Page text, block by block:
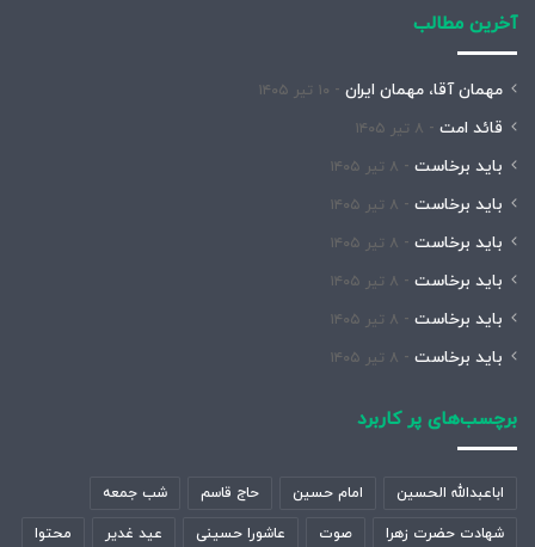
آخرین مطالب
مهمان آقا، مهمان ایران ۱۰ تیر ۱۴۰۵
قائد امت ۸ تیر ۱۴۰۵
باید برخاست ۸ تیر ۱۴۰۵
باید برخاست ۸ تیر ۱۴۰۵
باید برخاست ۸ تیر ۱۴۰۵
باید برخاست ۸ تیر ۱۴۰۵
باید برخاست ۸ تیر ۱۴۰۵
باید برخاست ۸ تیر ۱۴۰۵
برچسب‌های پر کاربرد
اباعبدالله الحسین امام حسین حاج قاسم شب جمعه
شهادت حضرت زهرا صوت عاشورا حسینی عید غدیر محتوا